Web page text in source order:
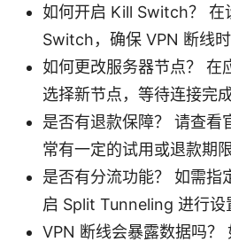
如何开启 Kill Switch？ 在
Switch，确保 VPN 断线时
如何更改服务器节点？ 在
选择新节点，等待连接完成
是否有退款保障？ 请查看
常有一定的试用或退款期限
是否有分流功能？ 如需指
启 Split Tunneling 进行设
VPN 断线会暴露数据吗？